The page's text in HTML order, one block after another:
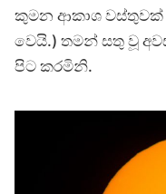
කුමන ආකාශ
වෙයි.) තමන් සතු වූ
පිට කරමිනි.